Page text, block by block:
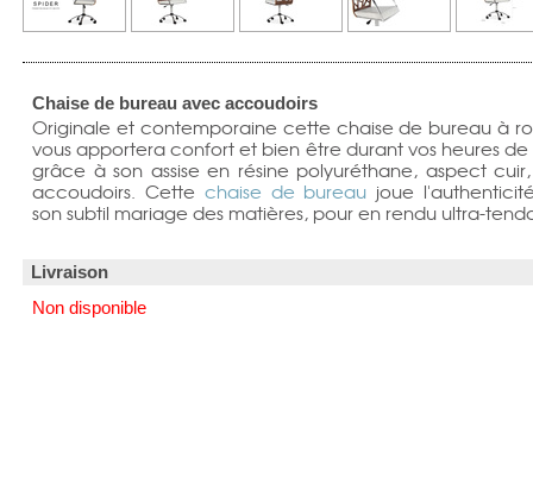
Chaise de bureau avec accoudoirs
Originale et contemporaine cette chaise de bureau à
vous apportera confort et bien être durant vos heures de
grâce à son assise en résine polyuréthane, aspect
accoudoirs. Cette chaise de bureau joue
son subtil mariage des matières, pour en rendu ultra-
Livraison
Non disponible